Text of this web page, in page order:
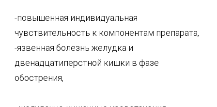
-повышенная индивидуальная
чувствительность к компонентам препарата,
-язвенная болезнь желудка и
двенадцатиперстной кишки в фазе
обострения,